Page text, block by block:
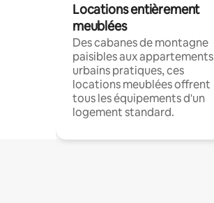
Locations entièrement
meublées
Des cabanes de montagne
paisibles aux appartements
urbains pratiques, ces
locations meublées offrent
tous les équipements d'un
logement standard.